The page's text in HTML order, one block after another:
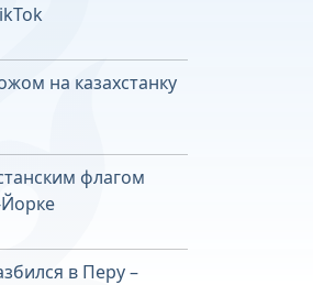
на казахстанку
флагом
в Перу –